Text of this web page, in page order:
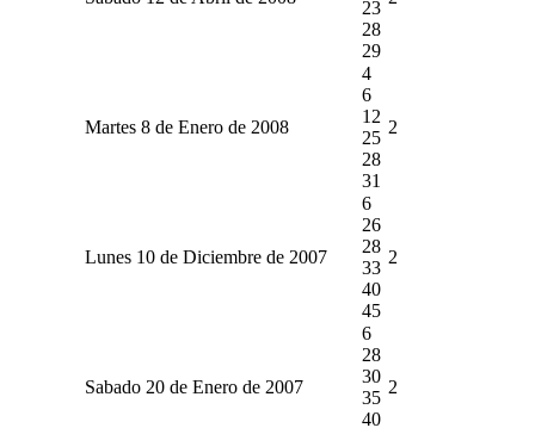
23
28
29
Martes 8 de Enero de 2008
4
6
12
25
28
31
2
Lunes 10 de Diciembre de 2007
6
26
28
33
40
45
2
Sabado 20 de Enero de 2007
6
28
30
35
40
2